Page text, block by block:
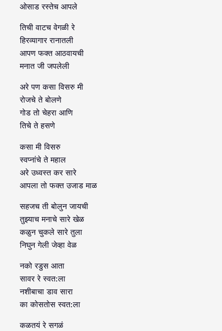
ओसाड रस्तेच आपले
तिची वाटच वेगळी रे
हिरव्यागार रानातली
आपण फक्त आठवायची
मनात जी जपलेली
अरे पण कसा विसरु मी
रोजचे ते बोलणे
गोड तो चेहरा आणि
तिचे ते हसणे
कसा मी विसरु
स्वप्नांचे ते महाल
अरे उध्वस्त कर सारे
आपला तो फक्त उजाड माळ
सहजच ती बोलुन जायची
तुझ्याच मनाचे सारे खेळ
कळुन चुकले सारे तुला
निघुन गेली जेव्हा वेळ
नको रडुस आता
सावर रे स्वत:ला
नशीबाचा डाव सारा
का कोसतोस स्वत:ला
कळतयं रे सगळं